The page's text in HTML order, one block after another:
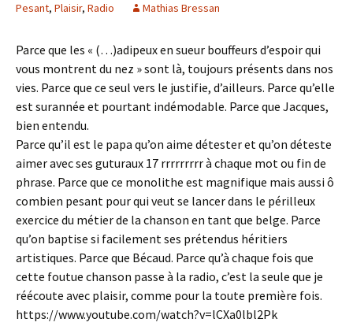
Pesant, Plaisir, Radio Mathias Bressan
Parce que les « (…)adipeux en sueur bouffeurs d’espoir qui
vous montrent du nez » sont là, toujours présents dans nos
vies. Parce que ce seul vers le justifie, d’ailleurs. Parce qu’elle
est surannée et pourtant indémodable. Parce que Jacques,
bien entendu.
Parce qu’il est le papa qu’on aime détester et qu’on déteste
aimer avec ses guturaux 17 rrrrrrrrr à chaque mot ou fin de
phrase. Parce que ce monolithe est magnifique mais aussi ô
combien pesant pour qui veut se lancer dans le périlleux
exercice du métier de la chanson en tant que belge. Parce
qu’on baptise si facilement ses prétendus héritiers
artistiques. Parce que Bécaud. Parce qu’à chaque fois que
cette foutue chanson passe à la radio, c’est la seule que je
réécoute avec plaisir, comme pour la toute première fois.
https://www.youtube.com/watch?v=lCXa0lbl2Pk